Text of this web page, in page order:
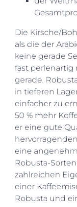
Die Kirsche/
als die der
keine gerade
fast perlenartig
gerade.
in tieferen
einfacher zu
50 % mehr
er eine gute
eine
Robusta-
zahlreichen
einer
Robusta und